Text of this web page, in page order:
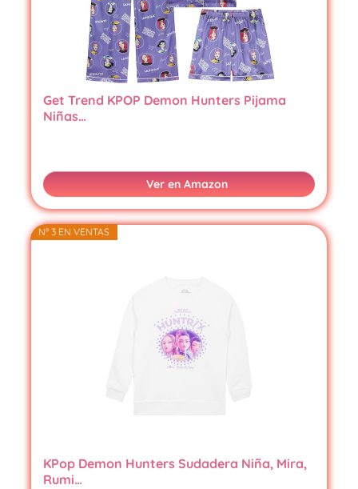
Get Trend KPOP Demon Hunters Pijama
Niñas…
Ver en Amazon
Nº 3 EN VENTAS
KPop Demon Hunters Sudadera Niña, Mira,
Rumi…